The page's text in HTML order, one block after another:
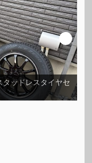
ッドレスタイヤセ